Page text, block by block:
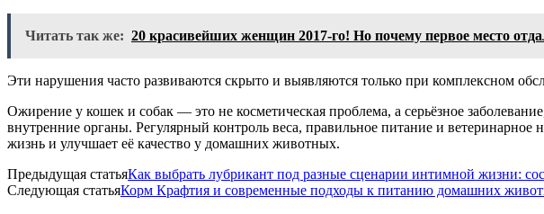
Читать так же: 20 красивейших женщин 2017-го! Но почему первое место
Эти нарушения часто развиваются скрыто и выявляются только при комплексном
Ожирение у кошек и собак — это не косметическая проблема, а серьёзное
внутренние органы. Регулярный контроль веса, правильное питание и
жизнь и улучшает её качество у домашних животных.
Предыдущая статьяКак выбрать лубрикант под разные сценарии интимной жизни:
Следующая статьяКорм Крафтия и современные подходы к питанию домашних